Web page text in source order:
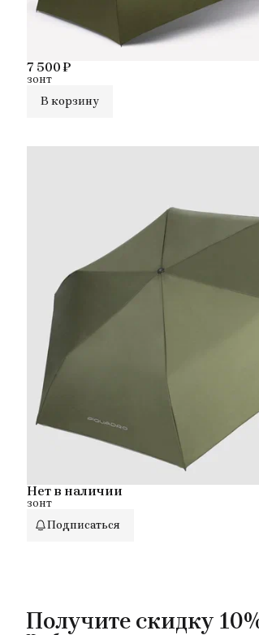
7 500 ₽
зонт
В корзину
Нет в наличии
зонт
Подписаться
Получите скидку